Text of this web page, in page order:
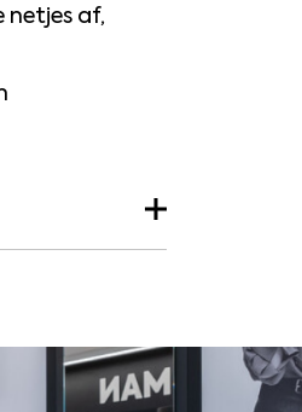
netjes af,
waar